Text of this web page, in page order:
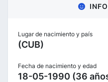
Lugar de nacimiento y país
(CUB)
Fecha de nacimiento y edad
18-05-1990 (36